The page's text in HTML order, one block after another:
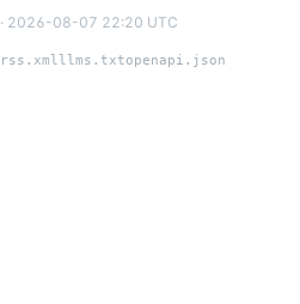
· 2026-08-07 22:20 UTC
rss.xml llms.txtopenapi.json